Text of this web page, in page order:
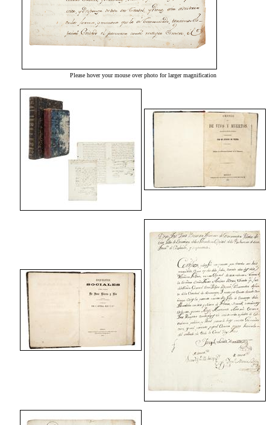
Please hover your mouse over photo for larger magnification